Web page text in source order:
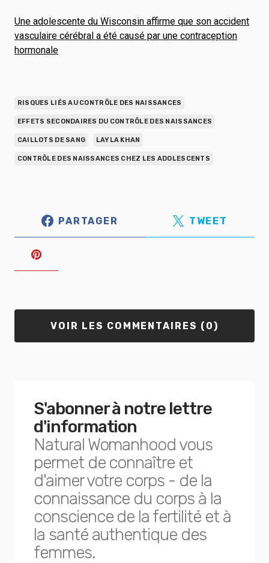
Une adolescente du Wisconsin affirme que son accident
vasculaire cérébral a été causé par une contraception
hormonale
RISQUES LIÉS AU CONTRÔLE DES NAISSANCES
EFFETS SECONDAIRES DU CONTRÔLE DES NAISSANCES
CAILLOTS DE SANG LAYLA KHAN
CONTRÔLE DES NAISSANCES CHEZ LES ADOLESCENTS
PARTAGER TWEET
VOIR LES COMMENTAIRES (0)
S'abonner à notre lettre
d'information
Natural Womanhood vous
permet de connaître et
d'aimer votre corps - de la
connaissance du corps à la
conscience de la fertilité et à
la santé authentique des
femmes.